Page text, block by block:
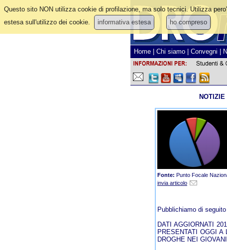
Home Chi siamo Convegni
Fonte: Punto Focale
invia articolo
Pubblichiamo di
DATI AGGIORNATI
PRESENTATI OGGI A
DROGHE NEI
Questo sito NON utilizza cookie di profilazione, ma solo tecnici. Utilizza
estesa sull'utilizzo dei cookie.
informativa estesa ho compreso